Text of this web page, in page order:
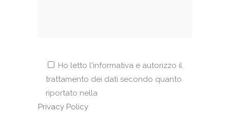
Ho letto l'informativa e autorizzo il
trattamento dei dati secondo quanto
riportato nella
Privacy Policy